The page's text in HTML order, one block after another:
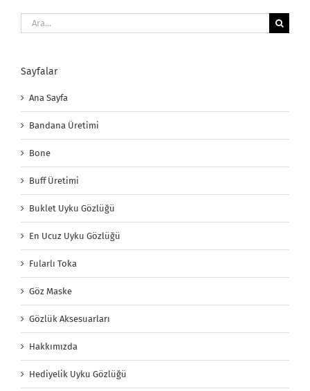
Ara:
Sayfalar
Ana Sayfa
Bandana Üretimi
Bone
Buff Üretimi
Buklet Uyku Gözlüğü
En Ucuz Uyku Gözlüğü
Fularlı Toka
Göz Maske
Gözlük Aksesuarları
Hakkımızda
Hediyelik Uyku Gözlüğü